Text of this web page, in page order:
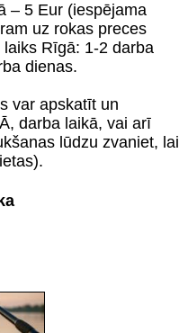
– 5 Eur (iespējama
uz rokas preces
Rīgā: 1-2 darba
dienas.
var apskatīt un
darba laikā, vai arī
lūdzu zvaniet, lai